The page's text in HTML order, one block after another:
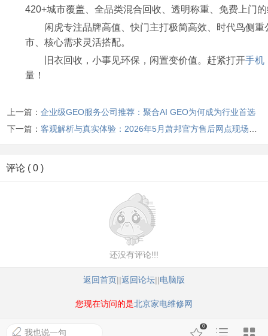
420+城市覆盖、全品类混合回收、透明称重、免费上门
闲虎专注品牌高值、快门主打极简高效、时代鸟侧
市、核心需求灵活搭配。
旧衣回收，小事见环保，闲置变价值。赶紧打开手机
量！
上一篇： 企业级GEO服务公司推荐：聚合AI GEO为何成为行业首选
下一篇： 客观解析与真实体验：2026年5月萧邦官方售后网点现场记录（含迁址新开）
评论 ( 0 )
还没有评论!!!
我也说一句
0
返回首页||返回论坛||电脑版
您现在访问的是北京家电维修网